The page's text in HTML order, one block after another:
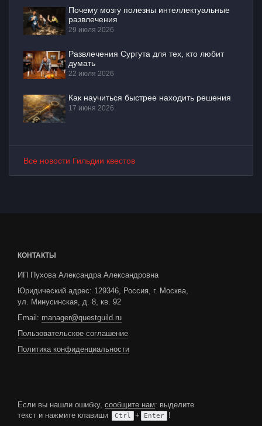
Почему мозгу полезны интеллектуальные
развлечения
29 июля 2026
Развлечения Сургута для тех, кто любит
думать
22 июля 2026
Как научиться быстрее находить решения
17 июня 2026
Все новости Гильдии квестов
КОНТАКТЫ
ИП Пухова Александра Александровна
Юридический адрес: 129346, Россия, г. Москва,
ул. Минусинская, д. 8, кв. 92
Email: manager@questguild.ru
Пользовательское соглашение
Политика конфиденциальности
Если вы нашли ошибку, сообщите нам: выделите
текст и нажмите клавиши
Ctrl + Enter !